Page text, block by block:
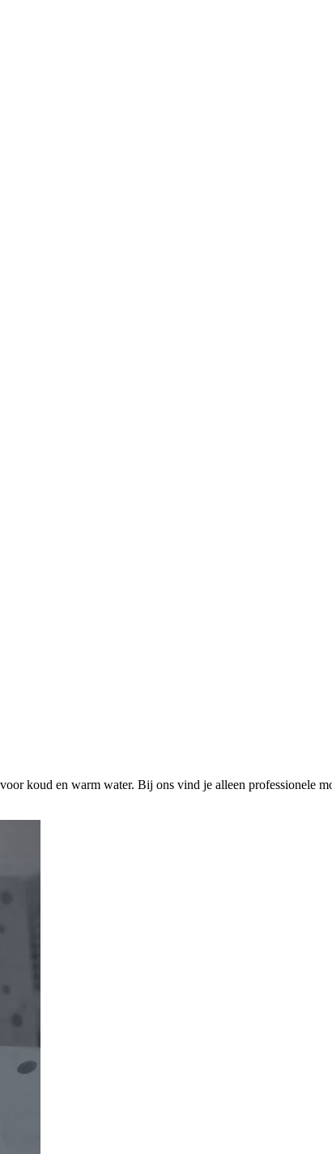
koud en warm water. Bij ons vind je alleen professionele